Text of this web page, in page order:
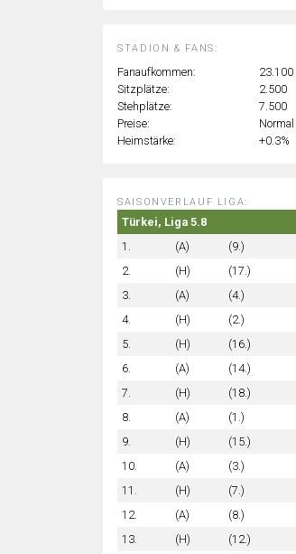
STADION & FANS:
Fanaufkommen:
23.100
Sitzplätze:
2.500
Stehplätze:
7.500
Preise:
Normal
Heimstärke:
+0.3%
SAISONVERLAUF LIGA:
Türkei, Liga 5.8
1.
(A) (9.)
2.
(H) (17.)
3.
(A) (4.)
4.
(H) (2.)
5.
(H) (16.)
6.
(A) (14.)
7.
(H) (18.)
8.
(A) (1.)
9.
(H) (15.)
10.
(A) (3.)
11.
(H) (7.)
12.
(A) (8.)
13.
(H) (12.)